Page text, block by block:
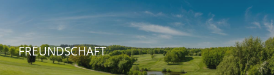
FREUNDSCHAFT